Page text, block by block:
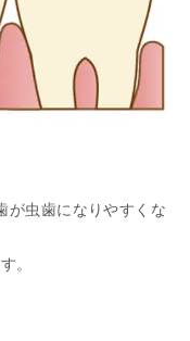
が虫歯になりやすくな
。